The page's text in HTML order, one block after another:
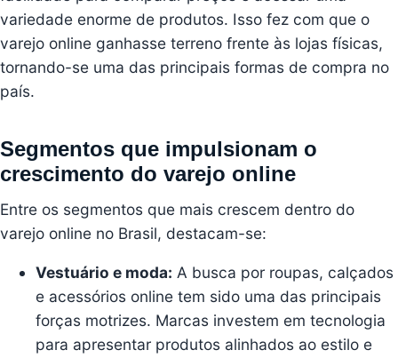
variedade enorme de produtos. Isso fez com que o
varejo online ganhasse terreno frente às lojas físicas,
tornando-se uma das principais formas de compra no
país.
Segmentos que impulsionam o
crescimento do varejo online
Entre os segmentos que mais crescem dentro do
varejo online no Brasil, destacam-se:
Vestuário e moda: A busca por roupas, calçados
e acessórios online tem sido uma das principais
forças motrizes. Marcas investem em tecnologia
para apresentar produtos alinhados ao estilo e